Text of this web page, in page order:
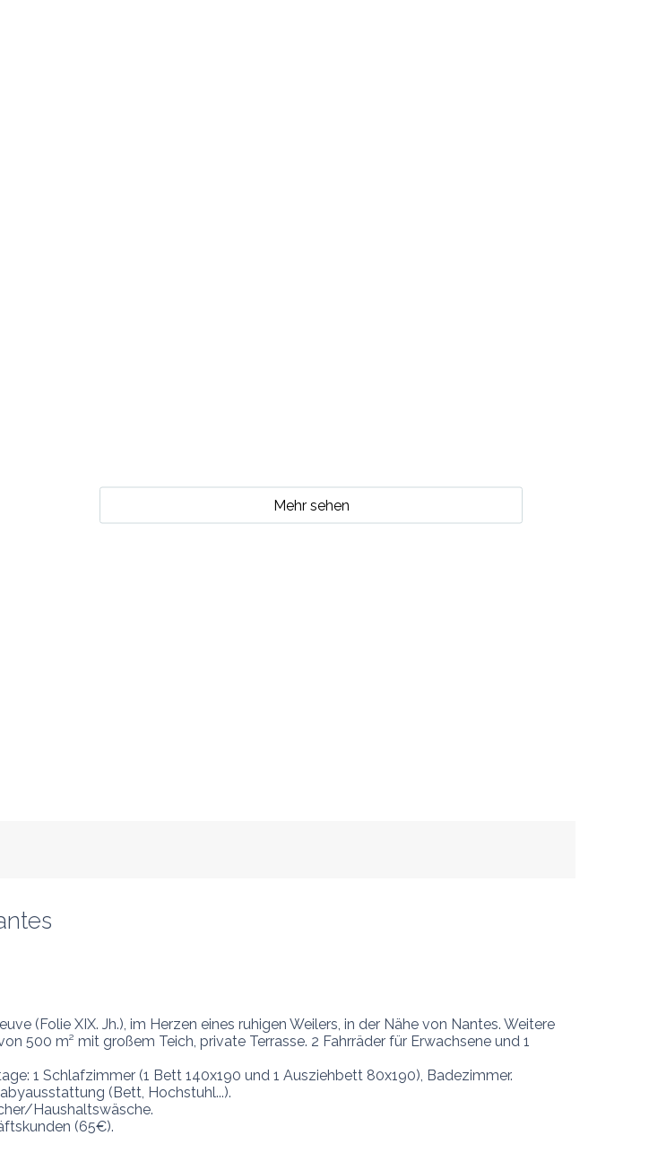
Mehr sehen
(Folie XIX. Jh.), im Herzen eines ruhigen Weilers, in der Nähe von Nantes. Weitere
500 m² mit großem Teich, private Terrasse. 2 Fahrräder für Erwachsene und 1
1 Schlafzimmer (1 Bett 140x190 und 1 Ausziehbett 80x190), Badezimmer.
(Bett, Hochstuhl...).
Haushaltswäsche.
(65€).